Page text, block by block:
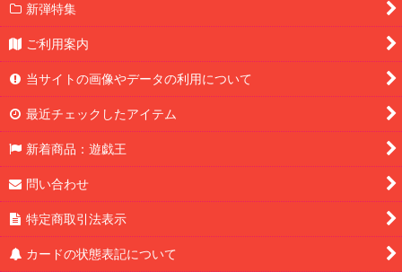
新弾特集
ご利用案内
当サイトの画像やデータの利用について
最近チェックしたアイテム
新着商品：遊戯王
問い合わせ
特定商取引法表示
カードの状態表記について